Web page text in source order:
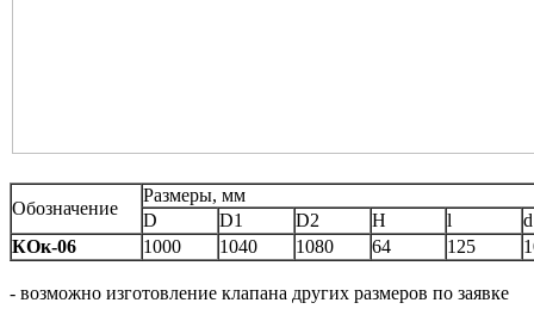
Обозначение
Размеры, мм
D
D1 D2 H l
d
КОк-06
1000 1040 1080 64 125
- возможно изготовление клапана других размеров по заявке